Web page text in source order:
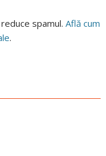
spamul.Află cum
.